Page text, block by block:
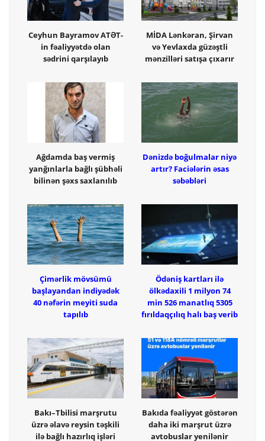
Ceyhun Bayramov ATƏT-
in fəaliyyətdə olan
sədrini qarşılayıb
MİDA Lənkəran, Şirvan
və Yevlaxda güzəştli
mənzilləri satışa çıxarır
Ağdamda baş vermiş
yanğınlarla bağlı şübhəli
bilinən şəxs saxlanılıb
Dənizdə boğulmalar niyə
artır? Faciələrin əsas
səbəbləri
Çimərlik mövsümü
başlayandan indiyədək
40 nəfərin meyiti suda
tapılıb
Ödəniş kartları ilə
ölkədaxili 1 milyon 74
min 526 manatlıq 5305
fırıldaqçılıq halı baş verib
Bakı–Tbilisi marşrutu
üzrə əlavə reysin təşkili
ilə bağlı hazırlıq işləri
Bakıda fəaliyyət göstərən
daha iki marşrut üzrə
avtobuslar yenilənir